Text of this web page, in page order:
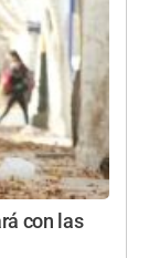
con las